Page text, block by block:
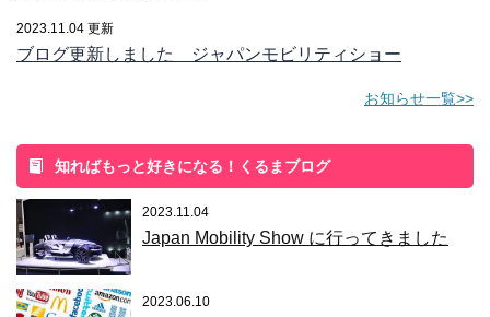
2023.11.04 更新
ブログ更新しました ジャパンモビリティショー
お知らせ一覧>>
知ればもっと好きになる！くるまブログ
2023.11.04
Japan Mobility Show に行ってきました
2023.06.10